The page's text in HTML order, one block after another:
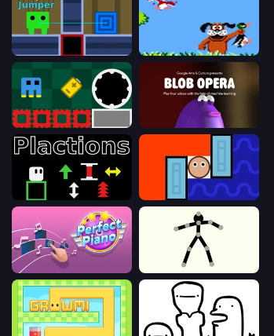
Teleport Jumper Duck Hunt
Jump and Hover Blob Opera
Plactions Lava and Aqua
Perfect Piano Stick Animator